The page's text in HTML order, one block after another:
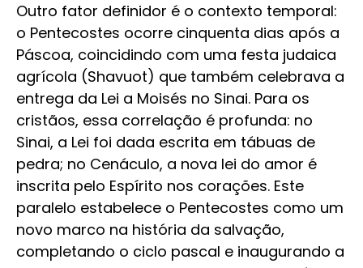
Outro fator definidor é o contexto temporal:
o Pentecostes ocorre cinquenta dias após a
Páscoa, coincidindo com uma festa judaica
agrícola (Shavuot) que também celebrava a
entrega da Lei a Moisés no Sinai. Para os
cristãos, essa correlação é profunda: no
Sinai, a Lei foi dada escrita em tábuas de
pedra; no Cenáculo, a nova lei do amor é
inscrita pelo Espírito nos corações. Este
paralelo estabelece o Pentecostes como um
novo marco na história da salvação,
completando o ciclo pascal e inaugurando a